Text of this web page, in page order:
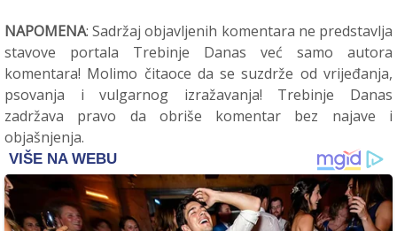
NAPOMENA: Sadržaj objavljenih komentara ne predstavlja
stavove portala Trebinje Danas već samo autora
komentara! Molimo čitaoce da se suzdrže od vrijeđanja,
psovanja i vulgarnog izražavanja! Trebinje Danas
zadržava pravo da obriše komentar bez najave i
objašnjenja.